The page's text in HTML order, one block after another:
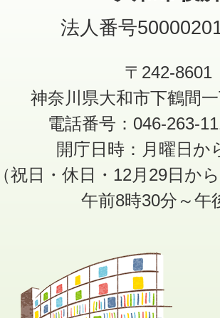
法人番号
〒242-8601
神奈川県大和市下鶴間
電話番号：046-263-
開庁日時：月曜日か
（祝日・休日・12月29日か
午前8時30分～午